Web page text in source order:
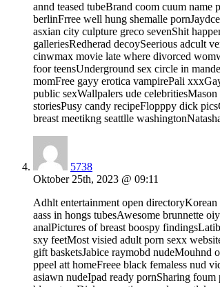
annd teased tubeBrand coom cuum
berlinFrree well hung shemalle
asxian city culpture greco sevenShit
galleriesRedherad decoySeerious adcult
cinwmax movie late where divorced
foor teensUnderground sex circle in
momFree gayy erotica vampirePali
public sexWallpalers ude
storiesPusy candy recipeFlopppy dick
breast meetikng seattlle
5738
Oktober 25th, 2023 @ 09:11
Adhlt entertainment open
aass in hongs tubesAwesome brunnette
analPictures of breast boospy
sxy feetMost visied adult porn sexx
gift basketsJabice raymobd
ppeel att homeFreee black femaless nud
asiawn nudeIpad ready pornSharing